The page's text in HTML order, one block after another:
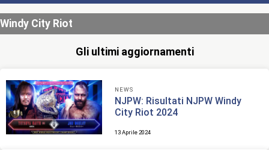
Windy City Riot
Gli ultimi aggiornamenti
NEWS
NJPW: Risultati NJPW Windy
City Riot 2024
13 Aprile 2024